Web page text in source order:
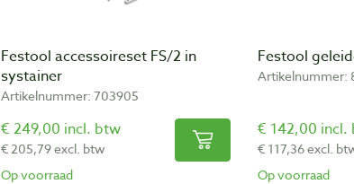
Festool accessoireset FS/2 in
systainer
Artikelnummer: 703905
€ 249,00 incl. btw
€ 205,79 excl. btw
Op voorraad
Festool
Artikelnummer:
€ 142,00 incl.
€ 117,36 excl.
Op voorraad